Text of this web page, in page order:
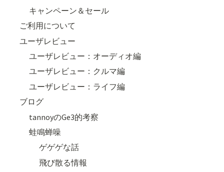
キャンペーン＆セール
ご利用について
ユーザレビュー
ユーザレビュー：オーディオ編
ユーザレビュー：クルマ編
ユーザレビュー：ライフ編
ブログ
tannoyのGe3的考察
蛙鳴蝉噪
ゲゲゲな話
飛び散る情報